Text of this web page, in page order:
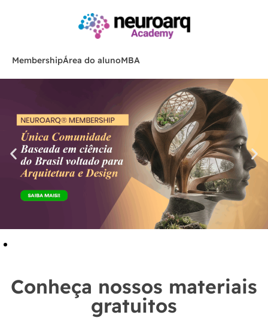
MembershipÁrea do alunoMBA
Conheça nossos materiais
gratuitos